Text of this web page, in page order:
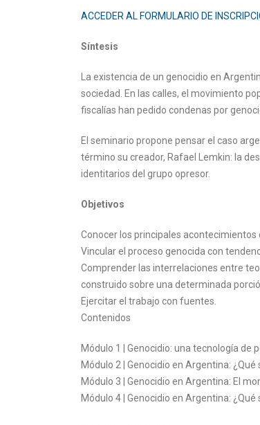
ACCEDER AL FORMULARIO DE
Síntesis
La existencia de un genocidio en
sociedad. En las calles, el movimiento
fiscalías han pedido condenas por
El seminario propone pensar el caso
término su creador, Rafael Lemkin: la
identitarios del grupo opresor.
Objetivos
Conocer los principales
Vincular el proceso genocida con
Comprender las interrelaciones entre
construido sobre una determinada
Ejercitar el trabajo con fuentes.
Contenidos
Módulo 1 | Genocidio: una tecnología de
Módulo 2 | Genocidio en Argentina:
Módulo 3 | Genocidio en Argentina: El
Módulo 4 | Genocidio en Argentina: